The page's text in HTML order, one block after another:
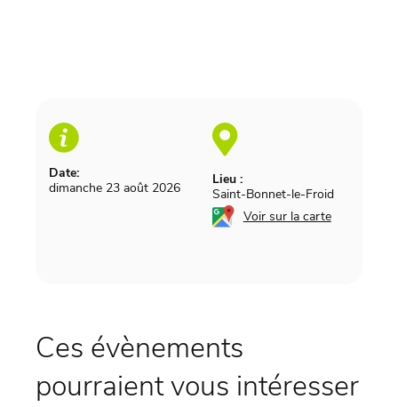
Date:
dimanche 23 août 2026
Lieu :
Saint-Bonnet-le-Froid
Voir sur la carte
Ces évènements
pourraient vous intéresser